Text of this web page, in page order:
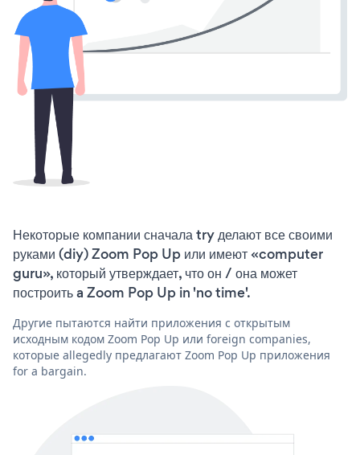
Некоторые компании сначала try делают все своими
руками (diy) Zoom Pop Up или имеют «computer
guru», который утверждает, что он / она может
построить a Zoom Pop Up in 'no time'.
Другие пытаются найти приложения с открытым
исходным кодом Zoom Pop Up или foreign companies,
которые allegedly предлагают Zoom Pop Up приложения
for a bargain.